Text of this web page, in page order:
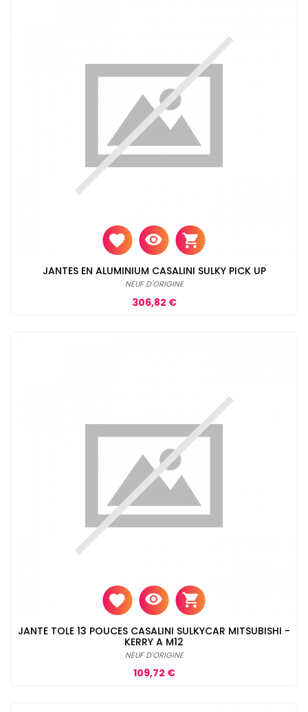
JANTES EN ALUMINIUM CASALINI SULKY PICK UP
NEUF D'ORIGINE
Prix
306,82 €
JANTE TOLE 13 POUCES CASALINI SULKYCAR MITSUBISHI -
KERRY A M12
NEUF D'ORIGINE
Prix
109,72 €